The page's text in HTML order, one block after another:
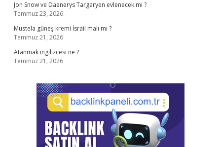
Jon Snow ve Daenerys Targaryen evlenecek mi ?
Temmuz 23, 2026
Mustela güneş kremi İsrail malı mı ?
Temmuz 21, 2026
Atanmak ingilizcesi ne ?
Temmuz 21, 2026